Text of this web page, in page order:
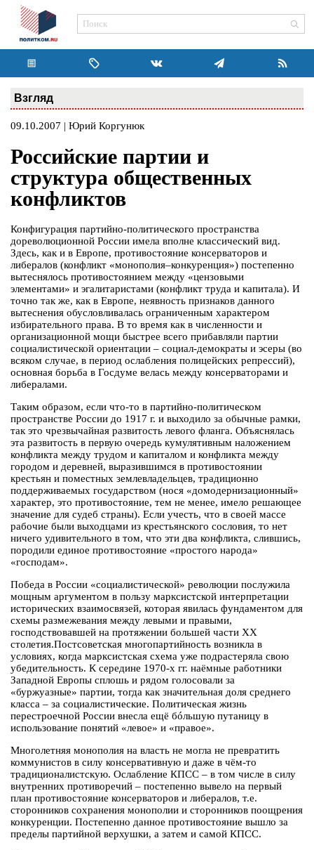
Взгляд
09.10.2007 | Юрий Коргунюк
Российские партии и
структура общественных
конфликтов
Конфигурация партийно-политического пространства
дореволюционной России имела вполне классический вид.
Здесь, как и в Европе, противостояние консерваторов и
либералов (конфликт «монополия–конкуренция») постепенно
вытеснялось противостоянием между «цензовыми
элементами» и эгалитаристами (конфликт труда и капитала). И
точно так же, как в Европе, неявность признаков данного
вытеснения обусловливалась ограниченным характером
избирательного права. В то время как в численности и
организационной мощи быстрее всего прибавляли партии
социалистической ориентации – социал-демократы и эсеры (во
всяком случае, в период ослабления полицейских репрессий),
основная борьба в Госдуме велась между консерваторами и
либералами.
Таким образом, если что-то в партийно-политическом
пространстве России до 1917 г. и выходило за обычные рамки,
так это чрезвычайная развитость левого фланга. Объяснялась
эта развитость в первую очередь кумулятивным наложением
конфликта между трудом и капиталом и конфликта между
городом и деревней, выразившимся в противостоянии
крестьян и поместных землевладельцев, традиционно
поддерживаемых государством (нося «домодернизационный»
характер, это противостояние, тем не менее, имело решающее
значение для судеб страны). Если учесть, что в своей массе
рабочие были выходцами из крестьянского сословия, то нет
ничего удивительного в том, что эти два конфликта, слившись,
породили единое противостояние «простого народа»
«господам».
Победа в России «социалистической» революции послужила
мощным аргументом в пользу марксистской интерпретации
исторических взаимосвязей, которая явилась фундаментом для
схемы размежевания между левыми и правыми,
господствовавшей на протяжении большей части ХХ
столетия.Постсоветская многопартийность возникла в
условиях, когда марксистская схема уже подрастеряла свою
убедительность. К середине 1970-х гг. наёмные работники
Западной Европы сплошь и рядом голосовали за
«буржуазные» партии, тогда как значительная доля среднего
класса – за социалистические. Политическая жизнь
перестроечной России внесла ещё бóльшую путаницу в
использование понятий «левое» и «правое».
Многолетняя монополия на власть не могла не превратить
коммунистов в силу консервативную и даже в чём-то
традиционалистскую. Ослабление КПСС – в том числе в силу
внутренних противоречий – постепенно вывело на первый
план противостояние консерваторов и либералов, т.е.
сторонников сохранения монополии и сторонников поощрения
конкуренции. Постепенно данное противостояние вышло за
пределы партийной верхушки, а затем и самой КПСС.